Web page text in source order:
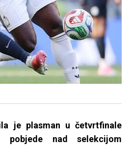
je plasman u četvrtfinale
pobjede nad selekcijom